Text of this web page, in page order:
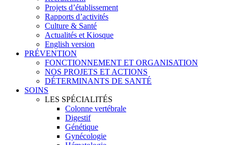
Projets d’établissement
Rapports d’activités
Culture & Santé
Actualités et Kiosque
English version
PRÉVENTION
FONCTIONNEMENT ET ORGANISATION
NOS PROJETS ET ACTIONS
DÉTERMINANTS DE SANTÉ
SOINS
LES SPÉCIALITÉS
Colonne vertébrale
Digestif
Génétique
Gynécologie